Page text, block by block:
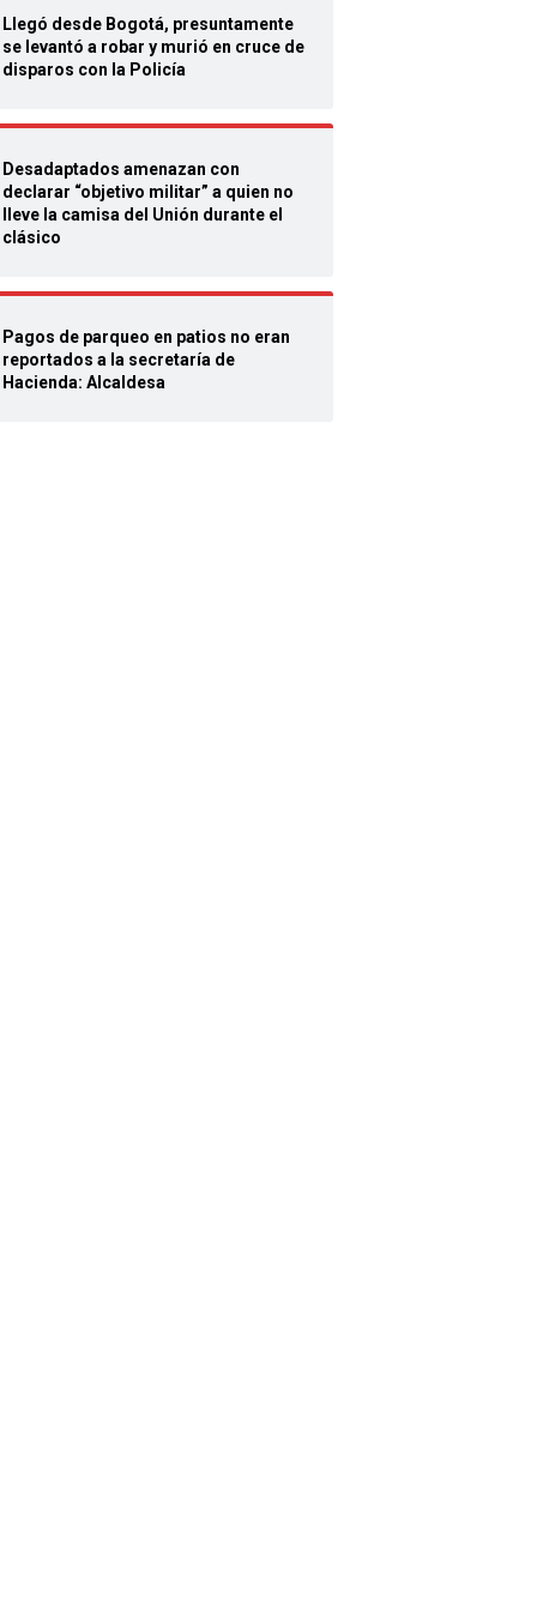
Llegó desde Bogotá, presuntamente
se levantó a robar y murió en cruce de
disparos con la Policía
Desadaptados amenazan con
declarar “objetivo militar” a quien no
lleve la camisa del Unión durante el
clásico
Pagos de parqueo en patios no eran
reportados a la secretaría de
Hacienda: Alcaldesa